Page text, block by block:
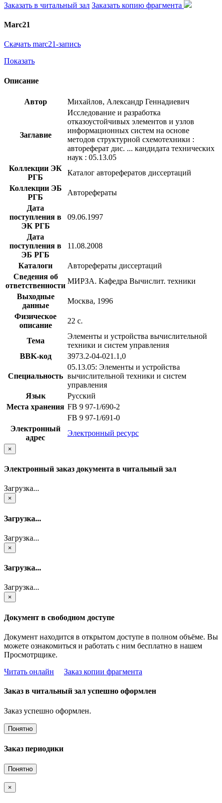
Заказать в читальный зал Заказать копию фрагмента
Marc21
Скачать marc21-запись
Показать
Описание
Автор Михайлов, Александр Геннадиевич
Заглавие
Исследование и разработка
отказоустойчивых элементов и узлов
информационных систем на основе
методов структурной схемотехники :
автореферат дис. ... кандидата технических
наук : 05.13.05
Коллекции ЭК
РГБ
Каталог авторефератов диссертаций
Коллекции ЭБ
РГБ
Авторефераты
Дата
поступления в
ЭК РГБ
09.06.1997
Дата
поступления в
ЭБ РГБ
11.08.2008
Каталоги
Авторефераты диссертаций
Сведения об
ответственности
МИРЗА. Кафедра Вычислит. техники
Выходные
данные
Москва, 1996
Физическое
описание
22 с.
Тема
Элементы и устройства вычислительной
техники и систем управления
BBK-код
З973.2-04-021.1,0
Специальность
05.13.05: Элементы и устройства
вычислительной техники и систем
управления
Язык
Русский
Места хранения FB 9 97-1/690-2
FB 9 97-1/691-0
Электронный
адрес
Электронный ресурс
×
Электронный заказ документа в читальный зал
Загрузка...
×
Загрузка...
Загрузка...
×
Загрузка...
Загрузка...
×
Документ в свободном доступе
Документ находится в открытом доступе в полном объёме. Вы
можете ознакомиться и работать с ним бесплатно в нашем
Просмотрщике.
Читать онлайн
Заказ копии фрагмента
Заказ в читальный зал успешно оформлен
Заказ успешно оформлен.
Понятно
Заказ периодики
Понятно
×